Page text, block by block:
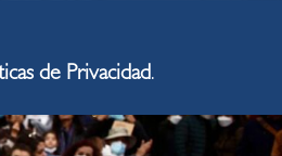
de Privacidad.